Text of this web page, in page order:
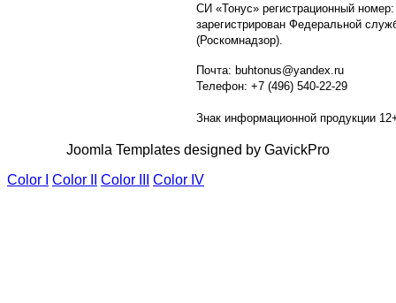
СИ «Тонус» регистрационный
зарегистрирован Федеральной
(Роскомнадзор).
Почта: buhtonus@yandex.ru
Телефон: +7 (496) 540-22-29
Знак информационной продукции
Joomla Templates designed by GavickPro
Color I
Color II Color III Color IV